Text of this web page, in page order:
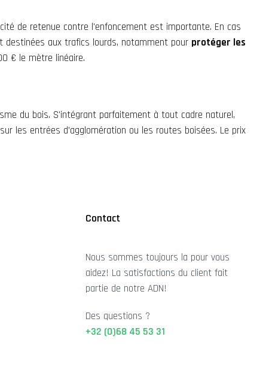
de retenue contre l'enfoncement est importante. En cas
destinées aux trafics lourds, notamment pour protéger les
€ le mètre linéaire.
du bois. S'intégrant parfaitement à tout cadre naturel,
les entrées d’agglomération ou les routes boisées. Le prix
Contact
Nous sommes toujours la pour vous
aidez! La satisfactions du client fait
partie de notre ADN!
Des questions ?
+32 (0)68 45 53 31